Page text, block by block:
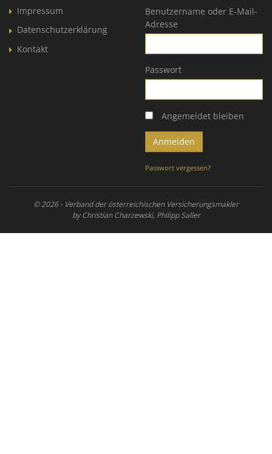
Impressum
Datenschutzerklärung
Kontakt
Benutzername oder E-Mail-
Adresse
Passwort
Angemeldet bleiben
Passwort vergessen?
© 2026 - Verband der österreichischen Versicherungsmakler
by Christian Charzewski, Philipp Saller